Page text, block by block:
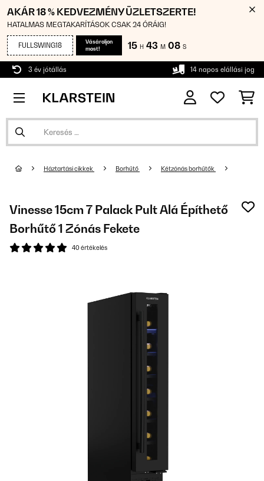
AKÁR 18 % KEDVEZMÉNY ÜZLETSZERTE!
HATALMAS MEGTAKARÍTÁSOK CSAK 24 ÓRÁIG!
FULLSWING18
Vásároljon
most!
15 H 43 M 07 S
3 év jótállás 14 napos elállási jog
Háztartási cikkek Borhűtő Kétzónás borhűtők
Vinesse 15cm 7 Palack Pult Alá Építhető
Borhűtő 1 Zónás Fekete
40 értékelés